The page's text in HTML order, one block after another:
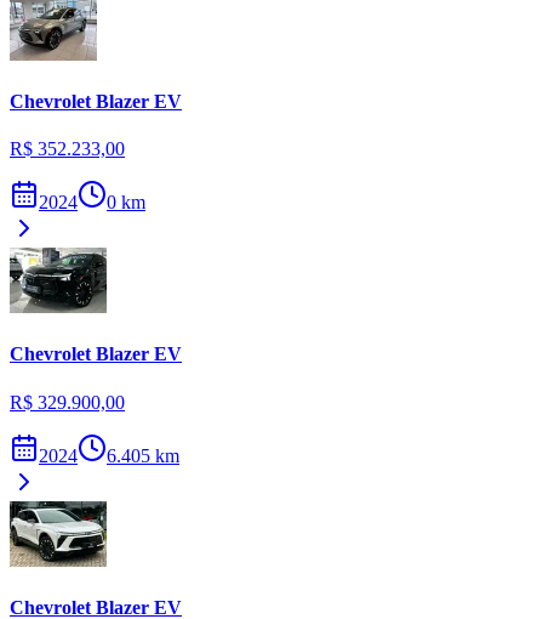
Chevrolet Blazer EV
R$ 352.233,00
2024 0 km
Chevrolet Blazer EV
R$ 329.900,00
2024 6.405 km
Chevrolet Blazer EV